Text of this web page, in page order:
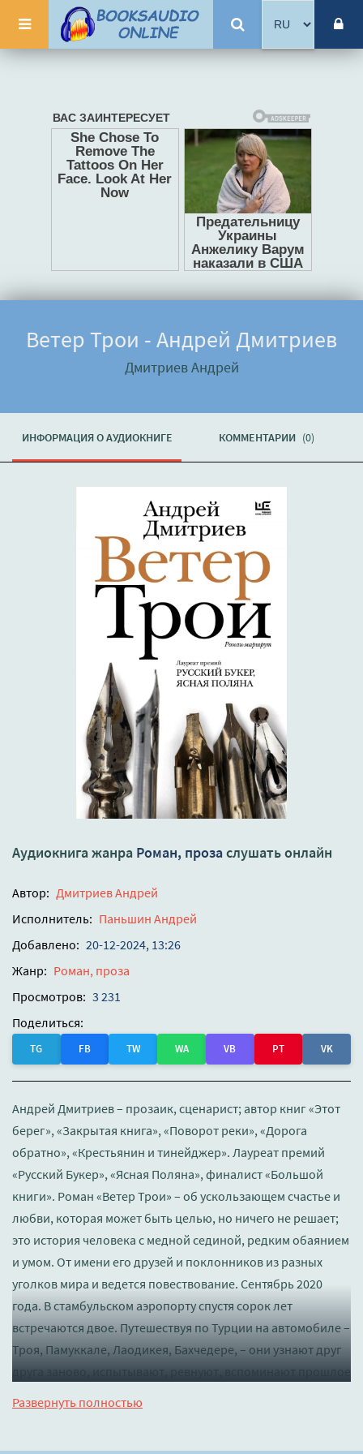
Ветер Трои - Андрей Дмитриев
Дмитриев Андрей
ИНФОРМАЦИЯ О АУДИОКНИГЕ КОММЕНТАРИИ (0)
Аудиокнига жанра Роман, прозаслушать онлайн
Автор: Дмитриев Андрей
Исполнитель: Паньшин Андрей
Добавлено: 20-12-2024, 13:26
Жанр: Роман, проза
Просмотров: 3 231
Поделиться:
TG FB TW WA VB PT VK
Андрей Дмитриев – прозаик, сценарист; автор книг «Этот
берег», «Закрытая книга», «Поворот реки», «Дорога
обратно», «Крестьянин и тинейджер». Лауреат премий
«Русский Букер», «Ясная Поляна», финалист «Большой
книги». Роман «Ветер Трои» – об ускользающем счастье и
любви, которая может быть целью, но ничего не решает;
это история человека с медной сединой, редким обаянием
и умом. От имени его друзей и поклонников из разных
уголков мира и ведется повествование. Сентябрь 2020
года. В стамбульском аэропорту спустя сорок лет
встречаются двое. Путешествуя по Турции на автомобиле –
Троя, Памуккале, Лаодикея, Бахчедере, – они узнают друг
друга заново, испытывают, ревнуют, вспоминают прошлое
Дмитриева складывается из того, как подробно, красиво и
Развернуть полностью